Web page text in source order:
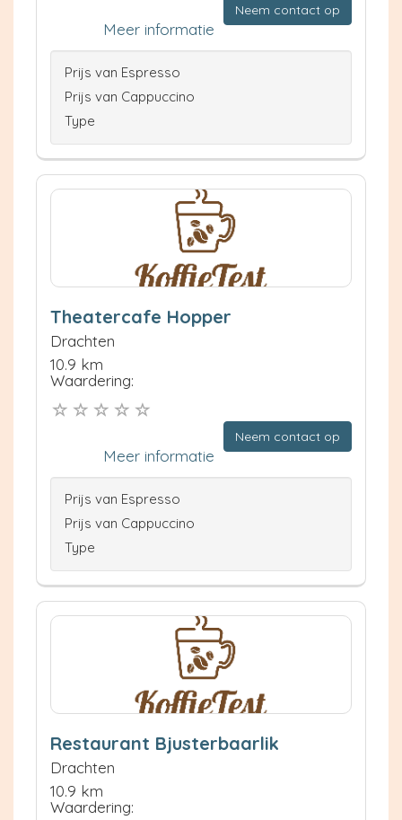
Neem contact op
Meer informatie
Prijs van Espresso
Prijs van Cappuccino
Type
Theatercafe Hopper
Drachten
10.9 km
Waardering:
Neem contact op
Meer informatie
Prijs van Espresso
Prijs van Cappuccino
Type
Restaurant Bjusterbaarlik
Drachten
10.9 km
Waardering: